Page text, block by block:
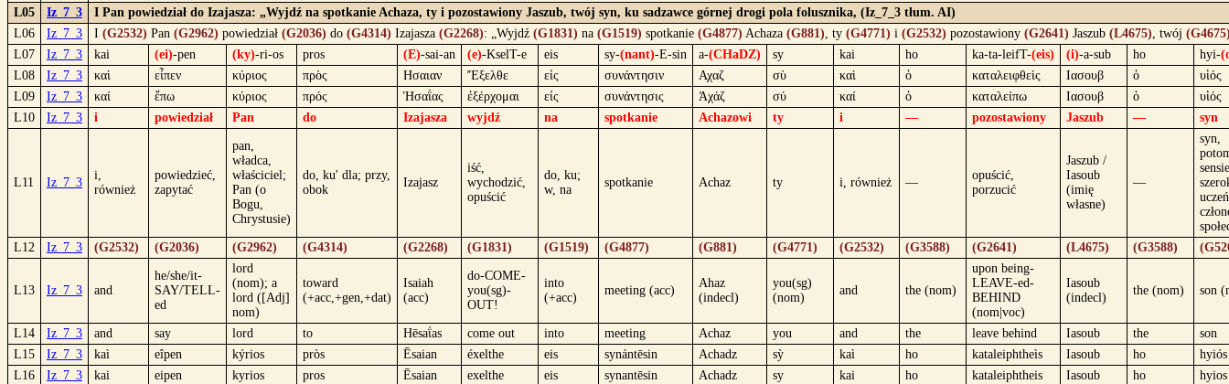
L05
Iz_7_3
I Pan powiedział do Izajasza: „Wyjdź na spotkanie Achaza, ty i pozostawiony Jaszub, twój syn, ku sadzawce górnej drogi pola folusznika, (Iz_7_3 tłum. AI)
L06
Iz_7_3 I (G2532) Pan (G2962) powiedział (G2036) do (G4314) Izajasza (G2268): „Wyjdź (G1831) na (G1519) spotkanie (G4877) Achaza (G881), ty (G4771) i (G2532) pozostawiony (G2641) Jaszub (L4675), twój
L07
Iz_7_3 kai (ei)-pen (ky)-ri-os pros (E)-sai-an (e)-KselT-e eis sy-(nant)-E-sin a-(CHaDZ) sy kai ho ka-ta-leifT-(eis) (i)-a-sub ho hyi-
L08
Iz_7_3 καὶ εἶπεν κύριος πρὸς Ησαιαν Ἔξελθε εἰς συνάντησιν Αχαζ σὺ καὶ ὁ καταλειφθεὶς Ιασουβ ὁ
υἱός
L09
Iz_7_3 καί ἔπω κύριος πρός Ἡσαΐας ἐξέρχομαι εἰς συνάντησις Ἀχάζ σύ καί ὁ καταλείπω Ιασουβ ὁ
υἱός
L10
Iz_7_3 i powiedział Pan do Izajasza wyjdź na spotkanie Achazowi ty i — pozostawiony Jaszub — syn
L11 Iz_7_3
i,
również
powiedzieć,
zapytać
pan,
władca,
właściciel;
Pan (o
Bogu,
Chrystusie)
do, ku' dla; przy,
obok
Izajasz
iść,
wychodzić,
opuścić
do, ku;
w, na
spotkanie Achaz ty i, również —
opuścić,
porzucić
Jaszub /
Iasoub
(imię
własne)
—
syn,
sensie
L12
Iz_7_3 (G2532) (G2036) (G2962) (G4314) (G2268) (G1831) (G1519) (G4877) (G881) (G4771) (G2532) (G3588) (G2641) (L4675) (G3588)
L13 Iz_7_3 and
he/she/it-
SAY/TELL-
ed
lord
(nom); a
lord ([Adj]
nom)
toward
(+acc,+gen,+dat)
Isaiah
(acc)
do-COME-
you(sg)-
OUT!
into
(+acc)
meeting (acc)
Ahaz
(indecl)
you(sg)
(nom)
and the (nom)
upon being-
LEAVE-ed-
BEHIND
(nom|voc)
Iasoub
(indecl)
the (nom) son
L14 Iz_7_3 and say lord to Hēsaΐas come out into meeting Achaz you and the leave behind Iasoub the
son
L15
Iz_7_3 kaì eîpen kýrios pròs Ēsaian éxelthe eis synántēsin Achadz sỳ kaì ho kataleiphtheìs Iasoub ho
hyiós
L16
Iz_7_3 kai eipen kyrios pros Ēsaian exelthe eis synantēsin Achadz sy kai ho kataleiphtheis Iasoub ho
hyios